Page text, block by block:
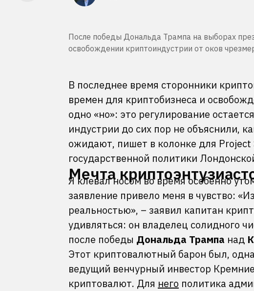
После победы Дональда Трампа на выборах
освобождении криптоиндустрии от оков
В последнее время сторонники
времен для криптобизнеса и
одно «но»: это регулирование
индустрии до сих пор не объяснили,
ожидают, пишет в колонке для Project
государственной политики
Мечта
Я клевал носом во время особенно
заявление привело меня в чувство:
реальностью», – заявил капитан
удивляться: он владелец солидного
после победы Дональда Трампа над
Этот криптовалютный барон был,
ведущий венчурный инвестор
криптовалют. Для него политика